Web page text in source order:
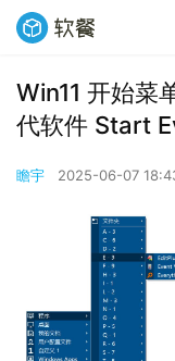
Win11 开始菜
代软件 Start
瞻宇 2025-06-07